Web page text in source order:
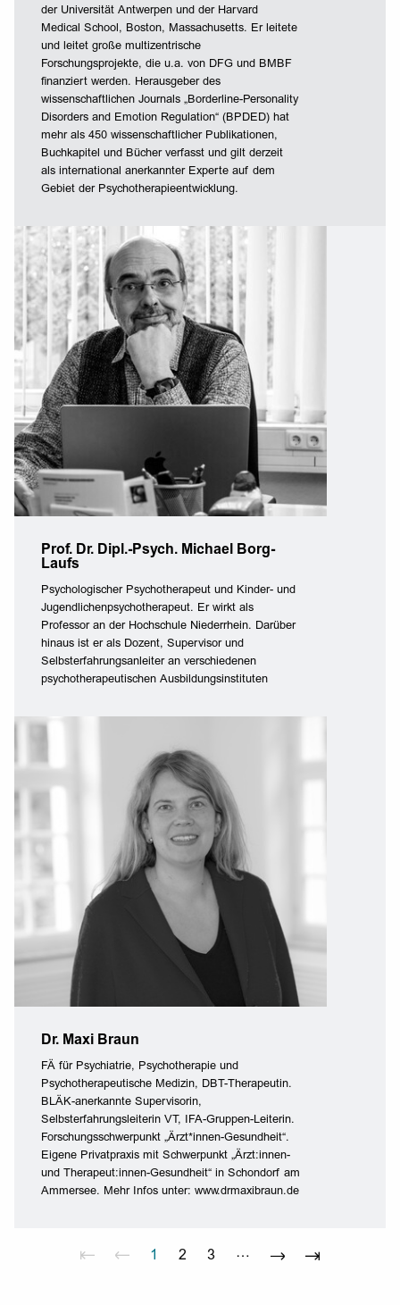
der Universität Antwerpen und der Harvard
Medical School, Boston, Massachusetts. Er leitete
und leitet große multizentrische
Forschungsprojekte, die u.a. von DFG und BMBF
finanziert werden. Herausgeber des
wissenschaftlichen Journals „Borderline-Personality
Disorders and Emotion Regulation“ (BPDED) hat
mehr als 450 wissenschaftlicher Publikationen,
Buchkapitel und Bücher verfasst und gilt derzeit
als international anerkannter Experte auf dem
Gebiet der Psychotherapieentwicklung.
Prof. Dr. Dipl.-Psych. Michael Borg-
Laufs
Psychologischer Psychotherapeut und Kinder- und
Jugendlichenpsychotherapeut. Er wirkt als
Professor an der Hochschule Niederrhein. Darüber
hinaus ist er als Dozent, Supervisor und
Selbsterfahrungsanleiter an verschiedenen
psychotherapeutischen Ausbildungsinstituten
Dr. Maxi Braun
FÄ für Psychiatrie, Psychotherapie und
Psychotherapeutische Medizin, DBT-Therapeutin.
BLÄK-anerkannte Supervisorin,
Selbsterfahrungsleiterin VT, IFA-Gruppen-Leiterin.
Forschungsschwerpunkt „Ärzt*innen-Gesundheit“.
Eigene Privatpraxis mit Schwerpunkt „Ärzt:innen-
und Therapeut:innen-Gesundheit“ in Schondorf am
Ammersee. Mehr Infos unter: www.drmaxibraun.de
1 2 3